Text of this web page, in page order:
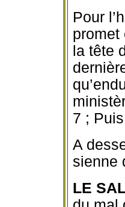
Pour
promet
la tête
7 ;
A
sienne
LE